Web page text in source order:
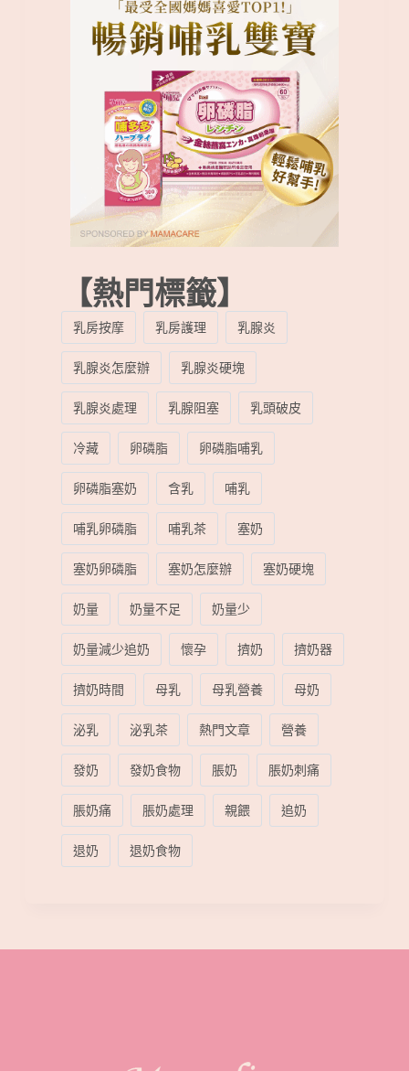
【熱門標籤】
乳房按摩 乳房護理
乳腺炎
乳腺炎怎麼辦
乳腺炎硬塊
乳腺炎處理
乳腺阻塞
乳頭破皮
冷藏
卵磷脂
卵磷脂哺乳
卵磷脂塞奶
含乳
哺乳
哺乳卵磷脂
哺乳茶
塞奶
塞奶卵磷脂
塞奶怎麼辦
塞奶硬塊
奶量
奶量不足
奶量少
奶量減少追奶
懷孕 擠奶
擠奶器
擠奶時間
母乳 母乳營養
母奶
泌乳
泌乳茶 熱門文章
營養
發奶
發奶食物 脹奶
脹奶刺痛
脹奶痛
脹奶處理 親餵
追奶
退奶
退奶食物